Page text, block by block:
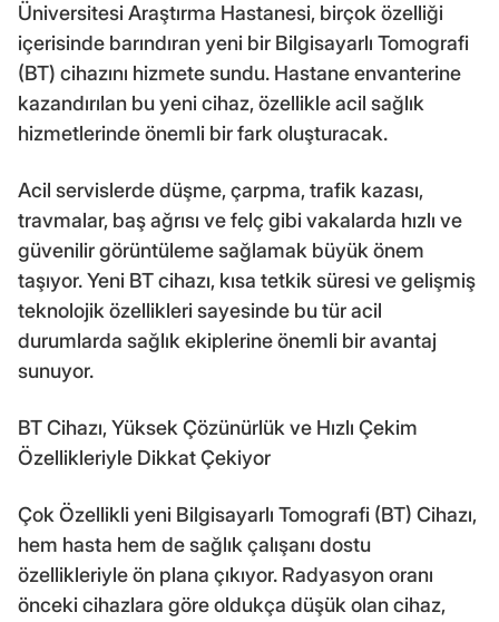
Üniversitesi Araştırma Hastanesi, birçok özelliği
içerisinde barındıran yeni bir Bilgisayarlı Tomografi
(BT) cihazını hizmete sundu. Hastane envanterine
kazandırılan bu yeni cihaz, özellikle acil sağlık
hizmetlerinde önemli bir fark oluşturacak.
Acil servislerde düşme, çarpma, trafik kazası,
travmalar, baş ağrısı ve felç gibi vakalarda hızlı ve
güvenilir görüntüleme sağlamak büyük önem
taşıyor. Yeni BT cihazı, kısa tetkik süresi ve gelişmiş
teknolojik özellikleri sayesinde bu tür acil
durumlarda sağlık ekiplerine önemli bir avantaj
sunuyor.
BT Cihazı, Yüksek Çözünürlük ve Hızlı Çekim
Özellikleriyle Dikkat Çekiyor
Çok Özellikli yeni Bilgisayarlı Tomografi (BT) Cihazı,
hem hasta hem de sağlık çalışanı dostu
özellikleriyle ön plana çıkıyor. Radyasyon oranı
önceki cihazlara göre oldukça düşük olan cihaz,